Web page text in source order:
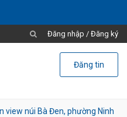
Đăng nhập / Đăng ký
Đăng tin
view núi Bà Đen, phường Ninh